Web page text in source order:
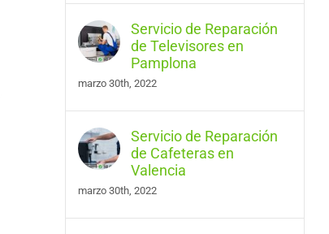
Servicio de Reparación
de Televisores en
Pamplona
marzo 30th, 2022
Servicio de Reparación
de Cafeteras en
Valencia
marzo 30th, 2022